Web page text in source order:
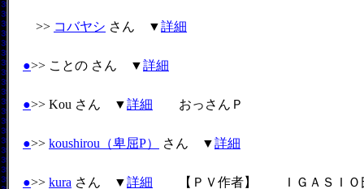
>> コバヤシ さん ▼詳細
●>> ことの さん ▼詳細
●>> Kou さん ▼詳細 おっさんＰ
●>> koushirou（卑屈P） さん ▼詳細
●>> kura さん ▼詳細 【ＰＶ作者】 ＩＧＡＳＩＯ